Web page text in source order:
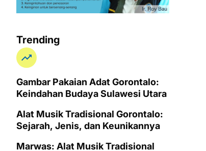
Trending
Gambar Pakaian Adat Gorontalo:
Keindahan Budaya Sulawesi Utara
Alat Musik Tradisional Gorontalo:
Sejarah, Jenis, dan Keunikannya
Marwas: Alat Musik Tradisional